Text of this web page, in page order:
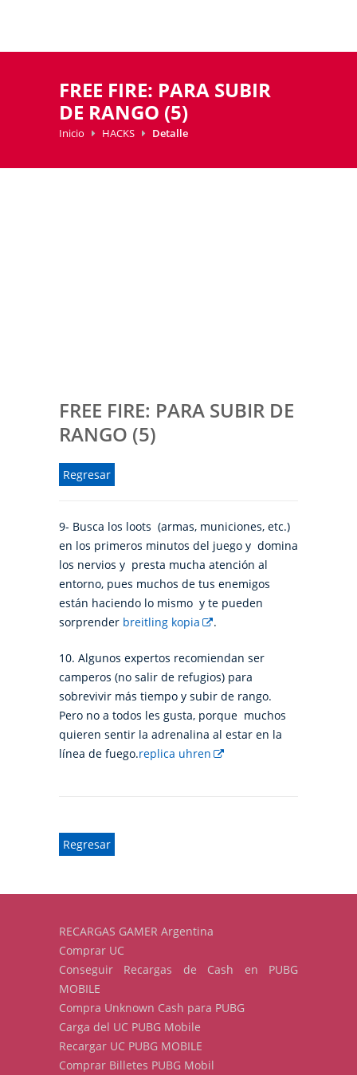
FREE FIRE: PARA SUBIR
DE RANGO (5)
Inicio HACKS Detalle
FREE FIRE: PARA SUBIR DE
RANGO (5)
Regresar
9- Busca los loots (armas, municiones, etc.)
en los primeros minutos del juego y domina
los nervios y presta mucha atención al
entorno, pues muchos de tus enemigos
están haciendo lo mismo y te pueden
sorprender breitling kopia .
10. Algunos expertos recomiendan ser
camperos (no salir de refugios) para
sobrevivir más tiempo y subir de rango.
Pero no a todos les gusta, porque muchos
quieren sentir la adrenalina al estar en la
línea de fuego.replica uhren
Regresar
RECARGAS GAMER Argentina
Comprar UC
Conseguir Recargas de Cash en PUBG
MOBILE
Compra Unknown Cash para PUBG
Carga del UC PUBG Mobile
Recargar UC PUBG MOBILE
Comprar Billetes PUBG Mobil